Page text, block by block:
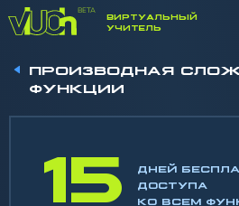
ВИРТУАЛЬНЫЙ
УЧИТЕЛЬ
ПРОИЗВОДНАЯ
ФУНКЦИИ
15
ДНЕЙ
ДОСТУПА
КО ВСЕМ